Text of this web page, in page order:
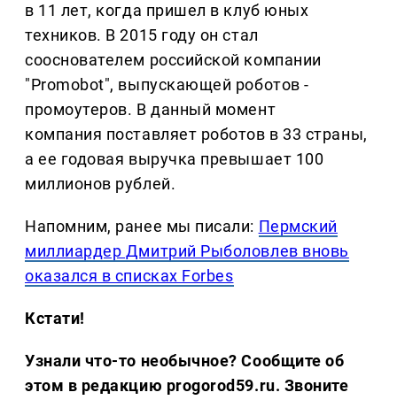
в 11 лет, когда пришел в клуб юных
техников. В 2015 году он стал
сооснователем российской компании
"Promobot", выпускающей роботов -
промоутеров. В данный момент
компания поставляет роботов в 33 страны,
а ее годовая выручка превышает 100
миллионов рублей.
Напомним, ранее мы писали: Пермский
миллиардер Дмитрий Рыболовлев вновь
оказался в списках Forbes
Кстати!
Узнали что-то необычное? Сообщите об
этом в редакцию progorod59.ru. Звоните